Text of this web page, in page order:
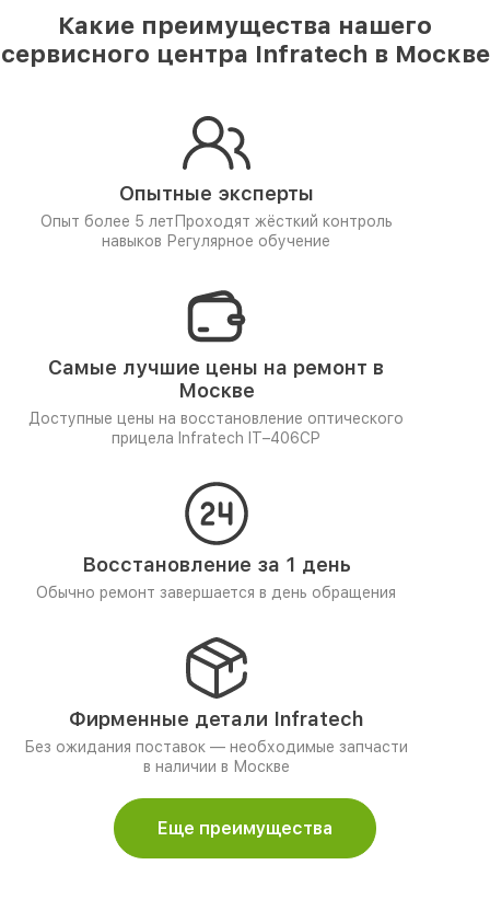
Какие преимущества нашего
сервисного центра Infratech в Москве
Опытные эксперты
Опыт более 5 лет Проходят жёсткий контроль
навыков Регулярное обучение
Самые лучшие цены на ремонт в
Москве
Доступные цены на восстановление оптического
прицела Infratech IT–406СP
Восстановление за 1 день
Обычно ремонт завершается в день обращения
Фирменные детали Infratech
Без ожидания поставок — необходимые запчасти
в наличии в Москве
Еще преимущества